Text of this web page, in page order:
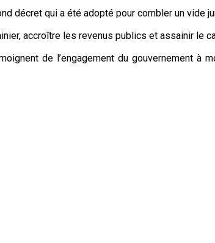
décret qui a été adopté pour combler un vide
accroître les revenus publics et assainir le
de l’engagement du gouvernement